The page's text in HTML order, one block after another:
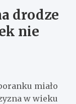
drodze
nie
miało
w wieku